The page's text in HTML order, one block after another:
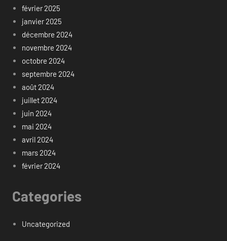
février 2025
janvier 2025
décembre 2024
novembre 2024
octobre 2024
septembre 2024
août 2024
juillet 2024
juin 2024
mai 2024
avril 2024
mars 2024
février 2024
Categories
Uncategorized